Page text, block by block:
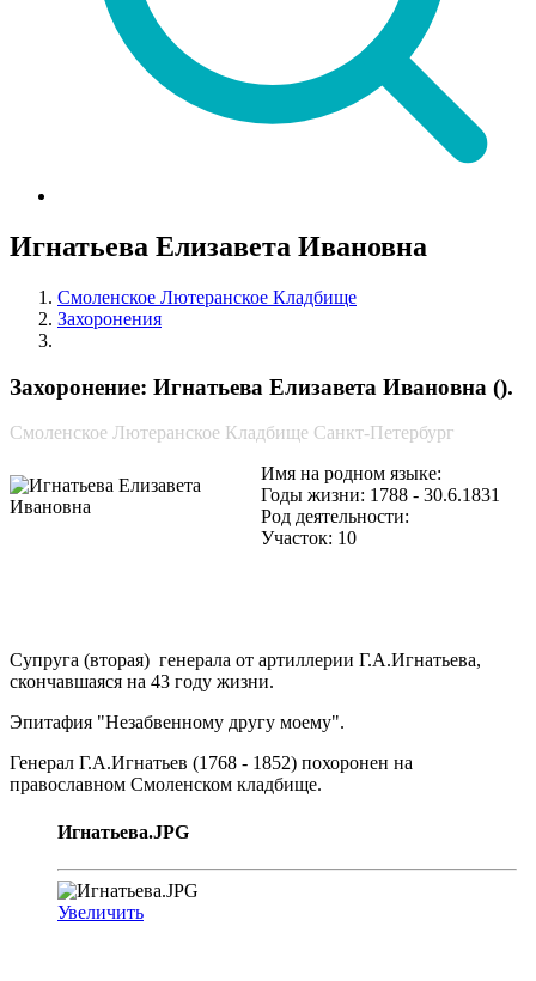
Игнатьева Елизавета Ивановна
Смоленское Лютеранское Кладбище
Захоронения
Захоронение: Игнатьева Елизавета Ивановна ().
Смоленское Лютеранское Кладбище Санкт-Петербург
Имя на родном языке:
Годы жизни: 1788 - 30.6.1831
Род деятельности:
Участок: 10
Супруга (вторая) генерала от артиллерии Г.А.Игнатьева,
скончавшаяся на 43 году жизни.
Эпитафия "Незабвенному другу моему".
Генерал Г.А.Игнатьев (1768 - 1852) похоронен на
православном Смоленском кладбище.
Игнатьева.JPG
Увеличить